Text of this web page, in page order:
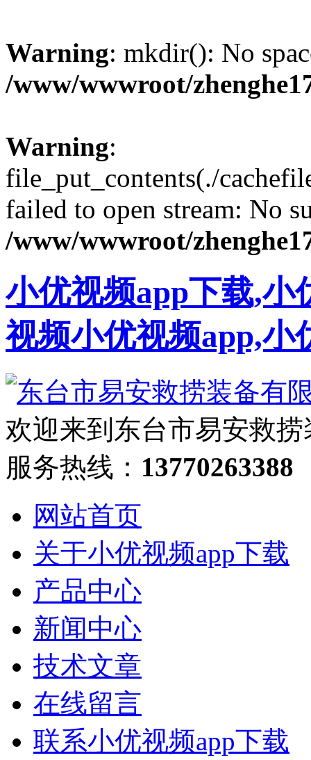
Warning: mkdir(): No
/www/wwwroot/
Warning:
file_put_contents(./
failed to open stream: No
/www/wwwroot/
小优视频app下载,小
视频小优视频app,小
欢迎来到东台市易安救
服务热线： 13770263388
网站首页
关于小优视频app下载
产品中心
新闻中心
技术文章
在线留言
联系小优视频app下载